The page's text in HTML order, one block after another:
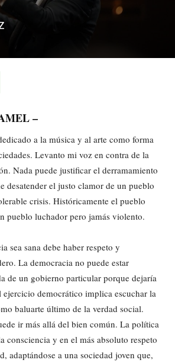
–
a la música y al arte como forma
Levanto mi voz en contra de la
Nada puede justificar el derramamiento
desatender el justo clamor de un pueblo
crisis. Históricamente el pueblo
pueblo luchador pero jamás violento.
sea sana debe haber respeto y
La democracia no puede estar
de un gobierno particular porque dejaría
ejercicio democrático implica escuchar la
baluarte último de la verdad social.
ir más allá del bien común. La política
consciencia y en el más absoluto respeto
adaptándose a una sociedad joven que,